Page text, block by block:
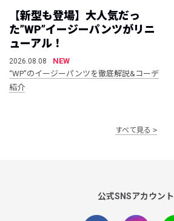
【新型も登場】大人気だっ
た”WP”イージーパンツがリニ
ューアル！
2026.08.08
NEW
“WP”のイージーパンツを徹底解説&コーデ
紹介
すべて見る
公式SNSアカウント